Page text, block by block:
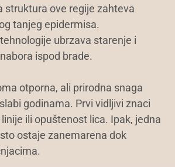
struktura ove regije zahteva
tanjeg epidermisa.
ubrzava starenje i
ispod brade.
otporna, ali prirodna snaga
godinama. Prvi vidljivi znaci
ili opuštenost lica. Ipak, jedna
ostaje zanemarena dok